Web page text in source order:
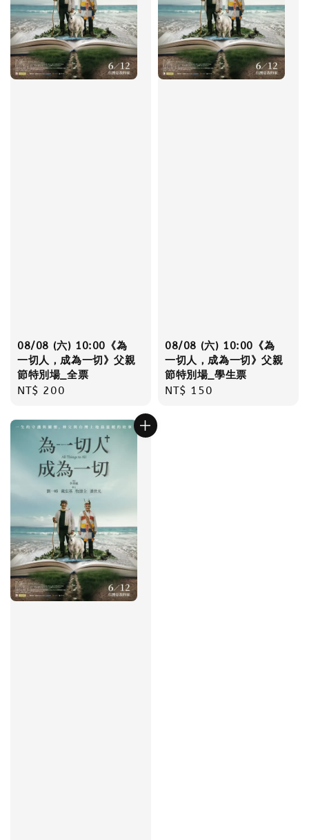
08/08 (六) 10:00《為
一切人，成為一切》父親
節特別場_全票
Regular
NT$ 200
08/08 (六) 10:00《為
一切人，成為一切》父親
節特別場_學生票
Regular
NT$ 150